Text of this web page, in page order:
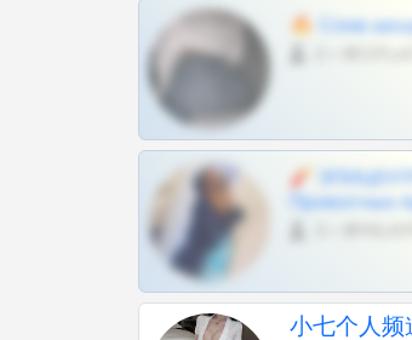
🔥 Слив
🧨
Приватных
小七个人频